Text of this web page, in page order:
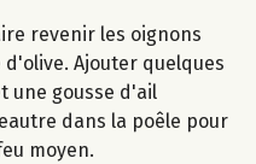
revenir les oignons
Ajouter quelques
une gousse d'ail
dans la poêle pour
moyen.